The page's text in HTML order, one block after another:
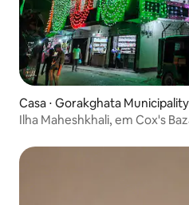
Casa ⋅ Gorakghata Municipality
Ilha Maheshkhali, em Cox's